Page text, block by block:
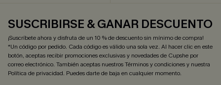
SUSCRIBIRSE & GANAR DESCUENTO
¡Suscríbete ahora y disfruta de un 10 % de descuento sin mínimo de compra!
*Un código por pedido. Cada código es válido una sola vez. Al hacer clic en este
botón, aceptas recibir promociones exclusivas y novedades de Cupshe por
correo electrónico. También aceptas nuestrosTérminos y condicionesy nuestra
Política de privacidad. Puedes darte de baja en cualquier momento.